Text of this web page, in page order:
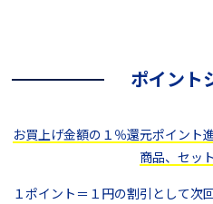
ポイント
お買上げ金額の１％還元ポイント
商品、セッ
１ポイント＝１円の割引として次